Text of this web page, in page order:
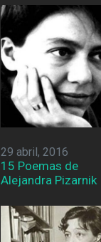
29 abril, 2016
15 Poemas de
Alejandra Pizarnik